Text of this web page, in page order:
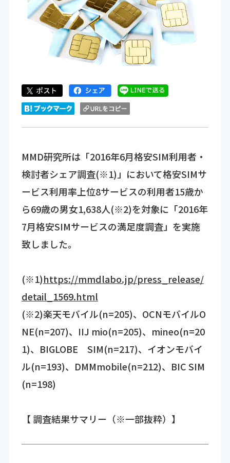
MMD研究所は「2016年6月格安SIM利用者・
検討者シェア調査(※1)」において格安SIMサ
ービス利用率上位8サービスの利用者15歳か
ら69歳の男女1,638人(※2)を対象に「2016年
7月格安SIMサービスの満足度調査」を実施
致しました。
(※1)https://mmdlabo.jp/press_release/
detail_1569.html
(※2)楽天モバイル(n=205)、OCNモバイルO
NE(n=207)、IIJ mio(n=205)、mineo(n=20
1)、BIGLOBE SIM(n=217)、イオンモバイ
ル(n=193)、DMMmobile(n=212)、BIC SIM
(n=198)
【 調査結果サマリー（※一部抜粋）】